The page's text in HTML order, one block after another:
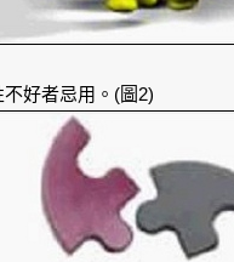
好者忌用。(圖2)